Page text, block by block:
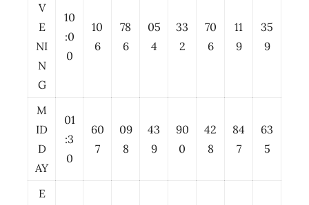
V
E
NI
N
G
10
:0
0
10
6
78
6
05
4
33
2
70
6
11
9
35
9
M
ID
D
AY
01
:3
0
60
7
09
8
43
9
90
0
42
8
84
7
63
5
E